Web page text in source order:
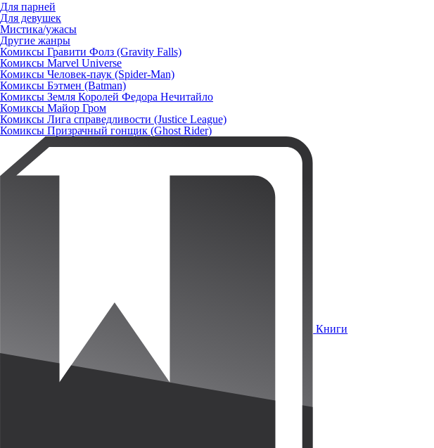
Для парней
Для девушек
Мистика/ужасы
Другие жанры
Комиксы Гравити Фолз (Gravity Falls)
Комиксы Marvel Universe
Комиксы Человек-паук (Spider-Man)
Комиксы Бэтмен (Batman)
Комиксы Земля Королей Федора Нечитайло
Комиксы Майор Гром
Комиксы Лига справедливости (Justice League)
Комиксы Призрачный гонщик (Ghost Rider)
Книги